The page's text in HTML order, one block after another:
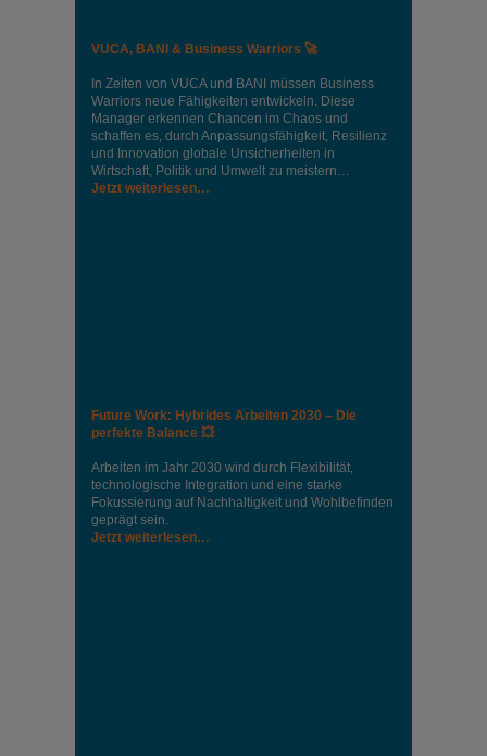
VUCA, BANI & Business Warriors 🚀
In Zeiten von VUCA und BANI müssen Business
Warriors neue Fähigkeiten entwickeln. Diese
Manager erkennen Chancen im Chaos und
schaffen es, durch Anpassungsfähigkeit, Resilienz
und Innovation globale Unsicherheiten in
Wirtschaft, Politik und Umwelt zu meistern…
Jetzt weiterlesen…
Future Work: Hybrides Arbeiten 2030 – Die
perfekte Balance 💥
Arbeiten im Jahr 2030 wird durch Flexibilität,
technologische Integration und eine starke
Fokussierung auf Nachhaltigkeit und Wohlbefinden
geprägt sein.
Jetzt weiterlesen…